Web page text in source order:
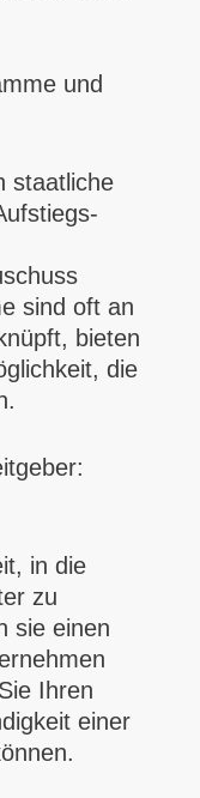
und
staatliche
sind oft an
bieten
die
in die
zu
sie einen
Ihren
einer